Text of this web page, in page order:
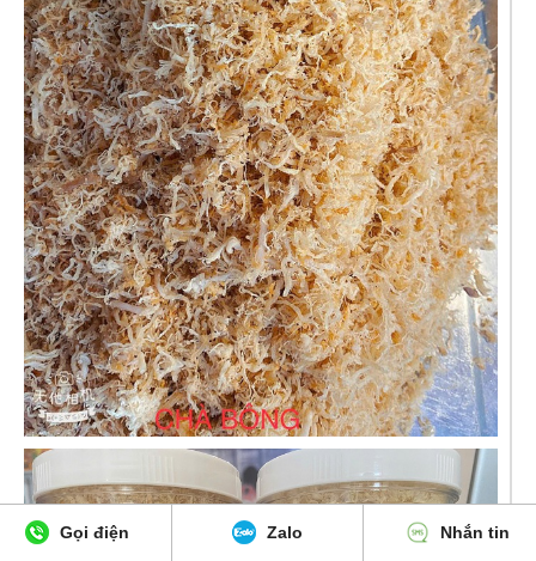
Gọi điện Zalo Nhắn tin